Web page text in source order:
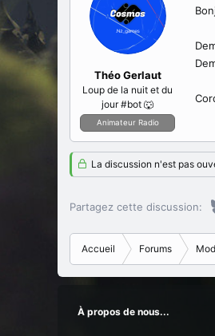
Théo Gerlaut
Loup de la nuit et du
jour #bot 🐺
Animateur Radio
La discussion n'est pas
Partagez cette discussion:
Accueil Forums
À propos de nous...